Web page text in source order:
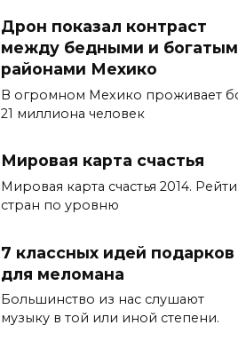
Дрон показал контраст
между бедными и
районами Мехико
В огромном Мехико проживает
21 миллиона человек
Мировая карта счастья
Мировая карта счастья 2014.
стран по уровню
7 классных идей подарков
для меломана
Большинство из нас слушают
музыку в той или иной степени.